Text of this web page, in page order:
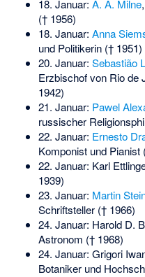
18. Januar: A. A. Milne
(† 1956)
18. Januar: Anna
und Politikerin († 1951)
20. Januar: Sebastião
Erzbischof von Rio de
1942)
21. Januar: Pawel
russischer
22. Januar: Ernesto
Komponist und Pianist
22. Januar: Karl
1939)
23. Januar: Martin
Schriftsteller († 1966)
24. Januar: Harold D.
Astronom († 1968)
24. Januar: Grigori
Botaniker und